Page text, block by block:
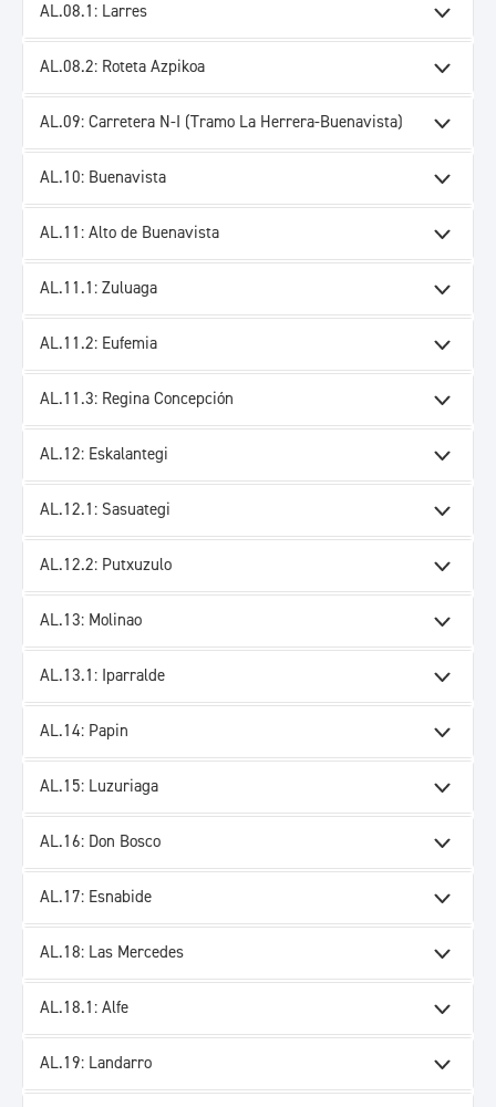
AL.08.1: Larres
AL.08.2: Roteta Azpikoa
AL.09: Carretera N-I (Tramo La Herrera-Buenavista)
AL.10: Buenavista
AL.11: Alto de Buenavista
AL.11.1: Zuluaga
AL.11.2: Eufemia
AL.11.3: Regina Concepción
AL.12: Eskalantegi
AL.12.1: Sasuategi
AL.12.2: Putxuzulo
AL.13: Molinao
AL.13.1: Iparralde
AL.14: Papin
AL.15: Luzuriaga
AL.16: Don Bosco
AL.17: Esnabide
AL.18: Las Mercedes
AL.18.1: Alfe
AL.19: Landarro